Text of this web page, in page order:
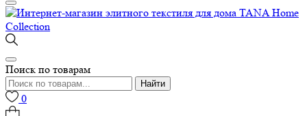
Поиск по товарам
Найти
0